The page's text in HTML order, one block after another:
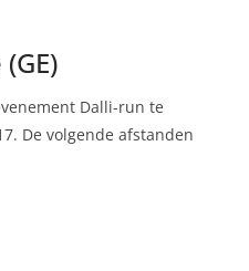
Dalli-run te
De volgende afstanden